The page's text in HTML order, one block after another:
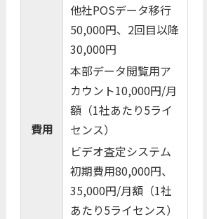
費用
他社POSデータ移行
50,000円、2回目以降
30,000円
本部データ閲覧用ア
カウント10,000円/月
額（1社あたり5ライ
センス）
ビデオ査定システム
初期費用80,000円、
35,000円/月額（1社
あたり5ライセンス）